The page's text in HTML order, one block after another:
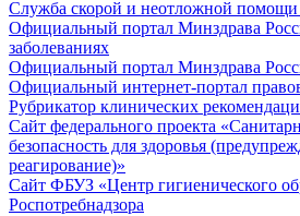
Служба скорой и неотложной
Официальный портал Минздрава
заболеваниях
Официальный портал Минздрава
Официальный интернет-портал
Рубрикатор клинических
Сайт федерального проекта
безопасность для здоровья
реагирование)»
Сайт ФБУЗ «Центр гигиенического
Роспотребнадзора